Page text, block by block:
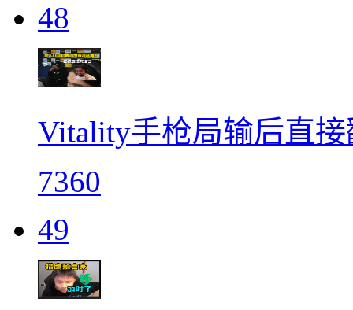
48
Vitality手枪局输后直
7360
49